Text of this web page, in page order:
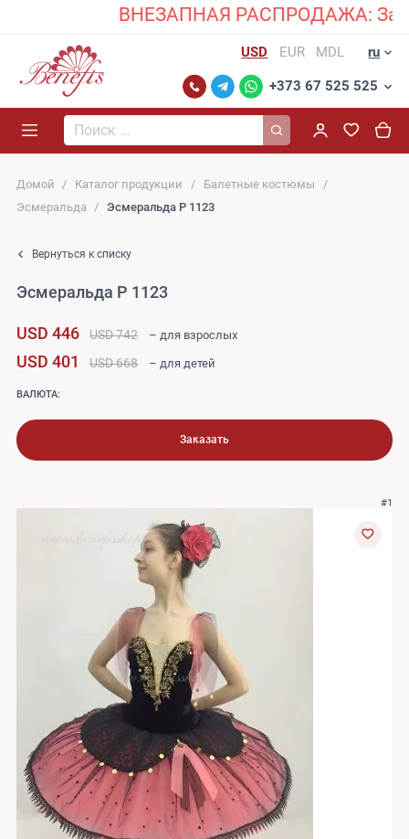
ВНЕЗАПНАЯ РАСПРОДАЖА:
USD EUR MDL ru
+373 67 525 525
Поиск...
Домой Каталог продукции
Балетные костюмы
Эсмеральда
Эсмеральда P 1123
Вернуться к списку
Эсмеральда P 1123
USD 446 USD 742 – для взрослых
USD 401 USD 668 – для детей
ВАЛЮТА:
Заказать
#1